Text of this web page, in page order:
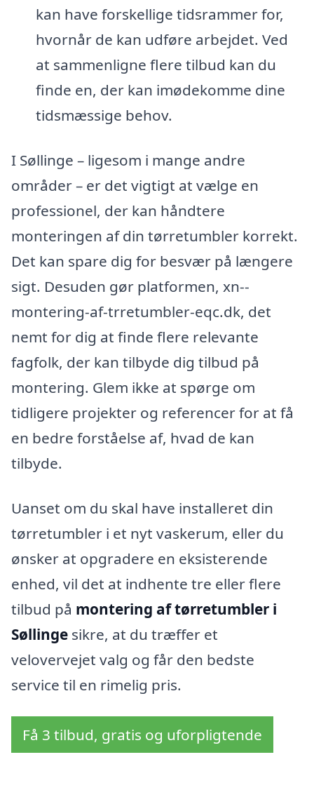
kan have forskellige tidsrammer for,
hvornår de kan udføre arbejdet. Ved
at sammenligne flere tilbud kan du
finde en, der kan imødekomme dine
tidsmæssige behov.
I Søllinge – ligesom i mange andre
områder – er det vigtigt at vælge en
professionel, der kan håndtere
monteringen af din tørretumbler korrekt.
Det kan spare dig for besvær på længere
sigt. Desuden gør platformen, xn--
montering-af-trretumbler-eqc.dk, det
nemt for dig at finde flere relevante
fagfolk, der kan tilbyde dig tilbud på
montering. Glem ikke at spørge om
tidligere projekter og referencer for at få
en bedre forståelse af, hvad de kan
tilbyde.
Uanset om du skal have installeret din
tørretumbler i et nyt vaskerum, eller du
ønsker at opgradere en eksisterende
enhed, vil det at indhente tre eller flere
tilbud på montering af tørretumbler i
Søllinge sikre, at du træffer et
velovervejet valg og får den bedste
service til en rimelig pris.
Få 3 tilbud, gratis og uforpligtende